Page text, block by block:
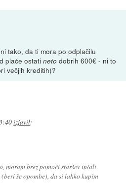
tako, da ti mora po odplačilu
plače ostatineto dobrih 600€ - ni to
večjih kreditih)?
izjavil:
moram brez pomoči staršev in/ali
še opombe), da si lahko kupim